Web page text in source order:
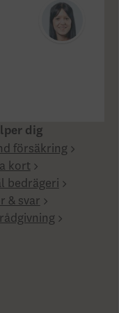
dig
försäkring
kort
bedrägeri
& svar